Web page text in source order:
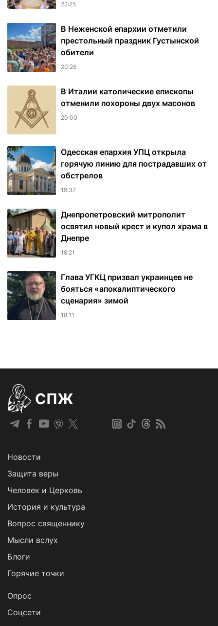
22:25
В Неженской епархии отметили
престольный праздник Густынской
обители
20:26
В Италии католические епископы
отменили похороны двух масонов
20:00
Одесская епархия УПЦ открыла
горячую линию для пострадавших от
обстрелов
19:37
Днепропетровский митрополит
освятил новый крест и купол храма в
Днепре
18:21
Глава УГКЦ призвал украинцев не
бояться «апокалиптического
сценария» зимой
18:11
СПЖ
Новости
Защита веры
Человек и Церковь
История и культура
Вопрос священнику
Мысли вслух
Блоги
Горячие точки
Опрос
Cоцсети